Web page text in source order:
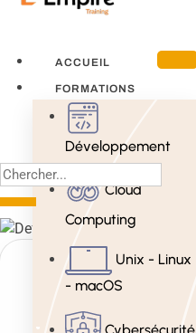
ACCUEIL
FORMATIONS
Développement
Cloud
Computing
Unix - Linux
- macOS